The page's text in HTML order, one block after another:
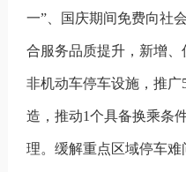
一”、国庆期间免费向社
合服务品质提升，新增、
非机动车停车设施， 推广
造 ， 推动1个具备换乘条
理。缓解重点区域停车难